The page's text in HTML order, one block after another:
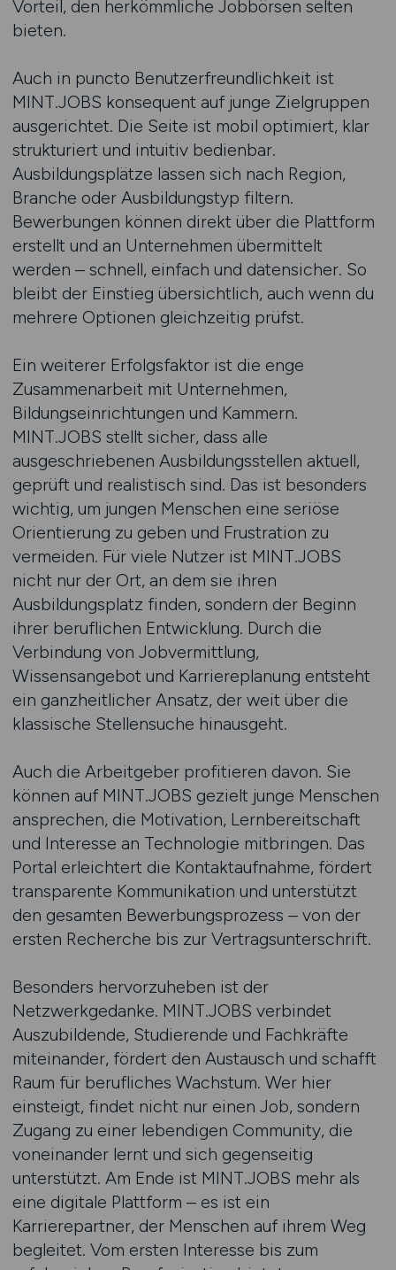
Vorteil, den herkömmliche Jobbörsen selten
bieten.
Auch in puncto Benutzerfreundlichkeit ist
MINT.JOBS konsequent auf junge Zielgruppen
ausgerichtet. Die Seite ist mobil optimiert, klar
strukturiert und intuitiv bedienbar.
Ausbildungsplätze lassen sich nach Region,
Branche oder Ausbildungstyp filtern.
Bewerbungen können direkt über die Plattform
erstellt und an Unternehmen übermittelt
werden – schnell, einfach und datensicher. So
bleibt der Einstieg übersichtlich, auch wenn du
mehrere Optionen gleichzeitig prüfst.
Ein weiterer Erfolgsfaktor ist die enge
Zusammenarbeit mit Unternehmen,
Bildungseinrichtungen und Kammern.
MINT.JOBS stellt sicher, dass alle
ausgeschriebenen Ausbildungsstellen aktuell,
geprüft und realistisch sind. Das ist besonders
wichtig, um jungen Menschen eine seriöse
Orientierung zu geben und Frustration zu
vermeiden. Für viele Nutzer ist MINT.JOBS
nicht nur der Ort, an dem sie ihren
Ausbildungsplatz finden, sondern der Beginn
ihrer beruflichen Entwicklung. Durch die
Verbindung von Jobvermittlung,
Wissensangebot und Karriereplanung entsteht
ein ganzheitlicher Ansatz, der weit über die
klassische Stellensuche hinausgeht.
Auch die Arbeitgeber profitieren davon. Sie
können auf MINT.JOBS gezielt junge Menschen
ansprechen, die Motivation, Lernbereitschaft
und Interesse an Technologie mitbringen. Das
Portal erleichtert die Kontaktaufnahme, fördert
transparente Kommunikation und unterstützt
den gesamten Bewerbungsprozess – von der
ersten Recherche bis zur Vertragsunterschrift.
Besonders hervorzuheben ist der
Netzwerkgedanke. MINT.JOBS verbindet
Auszubildende, Studierende und Fachkräfte
miteinander, fördert den Austausch und schafft
Raum für berufliches Wachstum. Wer hier
einsteigt, findet nicht nur einen Job, sondern
Zugang zu einer lebendigen Community, die
voneinander lernt und sich gegenseitig
unterstützt. Am Ende ist MINT.JOBS mehr als
eine digitale Plattform – es ist ein
Karrierepartner, der Menschen auf ihrem Weg
begleitet. Vom ersten Interesse bis zum